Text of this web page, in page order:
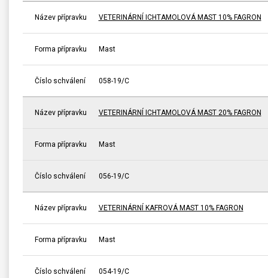
Název přípravku VETERINÁRNÍ ICHTAMOLOVÁ MAST 10% FAGRON
Forma přípravku Mast
Číslo schválení 058-19/C
Název přípravku VETERINÁRNÍ ICHTAMOLOVÁ MAST 20% FAGRON
Forma přípravku Mast
Číslo schválení 056-19/C
Název přípravku VETERINÁRNÍ KAFROVÁ MAST 10% FAGRON
Forma přípravku Mast
Číslo schválení 054-19/C